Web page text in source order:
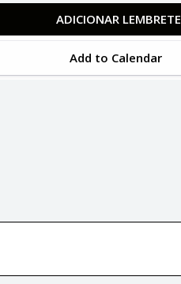
ADICIONAR LEMBRETE
Add to Calendar